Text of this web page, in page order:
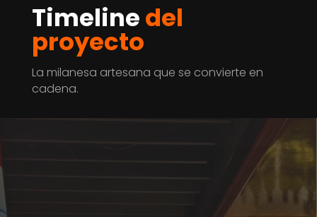
Timelinedel
proyecto
La milanesa artesana que se convierte en
cadena.